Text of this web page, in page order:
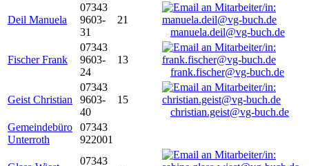
Deil Manuela
07343
9603-
31
21
manuela.deil@vg-buch.de
Fischer Frank
07343
9603-
24
13
frank.fischer@vg-buch.de
Geist Christian
07343
9603-
40
15
christian.geist@vg-buch.de
Gemeindebüro
Unterroth
07343
922001
07343